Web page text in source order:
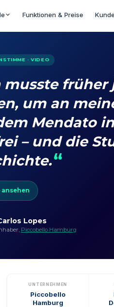
Funktionen & Preise
· VIDEO
musste früher
um an
Mendato
– und die
ansehen
Lopes
Piccobello Hamburg
UNTERNEHMEN
Piccobello
Hamburg